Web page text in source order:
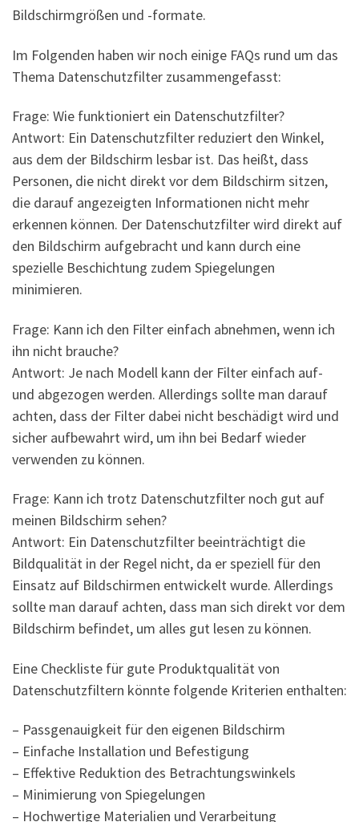
Bildschirmgrößen und -formate.
Im Folgenden haben wir noch einige FAQs rund um das
Thema Datenschutzfilter zusammengefasst:
Frage: Wie funktioniert ein Datenschutzfilter?
Antwort: Ein Datenschutzfilter reduziert den Winkel,
aus dem der Bildschirm lesbar ist. Das heißt, dass
Personen, die nicht direkt vor dem Bildschirm sitzen,
die darauf angezeigten Informationen nicht mehr
erkennen können. Der Datenschutzfilter wird direkt auf
den Bildschirm aufgebracht und kann durch eine
spezielle Beschichtung zudem Spiegelungen
minimieren.
Frage: Kann ich den Filter einfach abnehmen, wenn ich
ihn nicht brauche?
Antwort: Je nach Modell kann der Filter einfach auf-
und abgezogen werden. Allerdings sollte man darauf
achten, dass der Filter dabei nicht beschädigt wird und
sicher aufbewahrt wird, um ihn bei Bedarf wieder
verwenden zu können.
Frage: Kann ich trotz Datenschutzfilter noch gut auf
meinen Bildschirm sehen?
Antwort: Ein Datenschutzfilter beeinträchtigt die
Bildqualität in der Regel nicht, da er speziell für den
Einsatz auf Bildschirmen entwickelt wurde. Allerdings
sollte man darauf achten, dass man sich direkt vor dem
Bildschirm befindet, um alles gut lesen zu können.
Eine Checkliste für gute Produktqualität von
Datenschutzfiltern könnte folgende Kriterien enthalten:
– Passgenauigkeit für den eigenen Bildschirm
– Einfache Installation und Befestigung
– Effektive Reduktion des Betrachtungswinkels
– Minimierung von Spiegelungen
– Hochwertige Materialien und Verarbeitung